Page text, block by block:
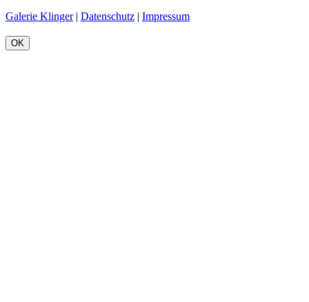
Galerie Klinger| Datenschutz | Impressum
OK